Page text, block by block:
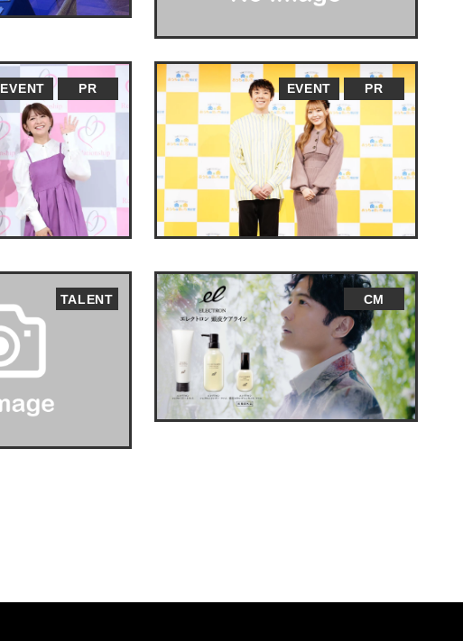
EVENT PR EVENT PR
TALENT CM